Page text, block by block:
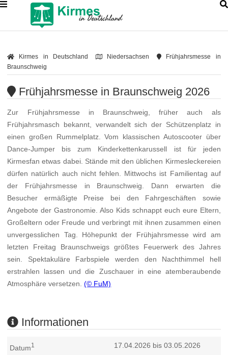
Kirmes in Deutschland Niedersachsen
Frühjahrsmesse in
Braunschweig
Frühjahrsmesse in Braunschweig 2026
Zur Frühjahrsmesse in Braunschweig, früher auch als
Frühjahrsmasch bekannt, verwandelt sich der Schützenplatz in
einen großen Rummelplatz. Vom klassischen Autoscooter über
Dance-Jumper bis zum Kinderkettenkarussell ist für jeden
Kirmesfan etwas dabei. Stände mit den üblichen Kirmesleckereien
dürfen natürlich auch nicht fehlen. Mittwochs ist Familientag auf
der Frühjahrsmesse in Braunschweig. Dann erwarten die
Besucher ermäßigte Preise bei den Fahrgeschäften sowie
Angebote der Gastronomie. Also Kids schnappt euch eure Eltern,
Großeltern oder Freude und verbringt mit ihnen zusammen einen
unvergesslichen Tag. Höhepunkt der Frühjahrsmesse wird am
letzten Freitag Braunschweigs größtes Feuerwerk des Jahres
sein. Spektakuläre Farbspiele werden den Nachthimmel hell
erstrahlen lassen und die Zuschauer in eine atemberaubende
Atmosphäre versetzen.(© FuM)
Informationen
Datum1 17.04.2026 bis 03.05.2026